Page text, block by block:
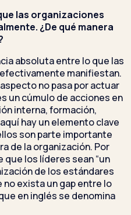
las organizaciones
¿De qué manera
absoluta entre lo que las
manifiestan.
no pasa por actuar
un cúmulo de acciones en
interna, formación,
hay un elemento clave
son parte importante
de la organización. Por
los líderes sean “un
de los estándares
exista un gap entre lo
en inglés se denomina